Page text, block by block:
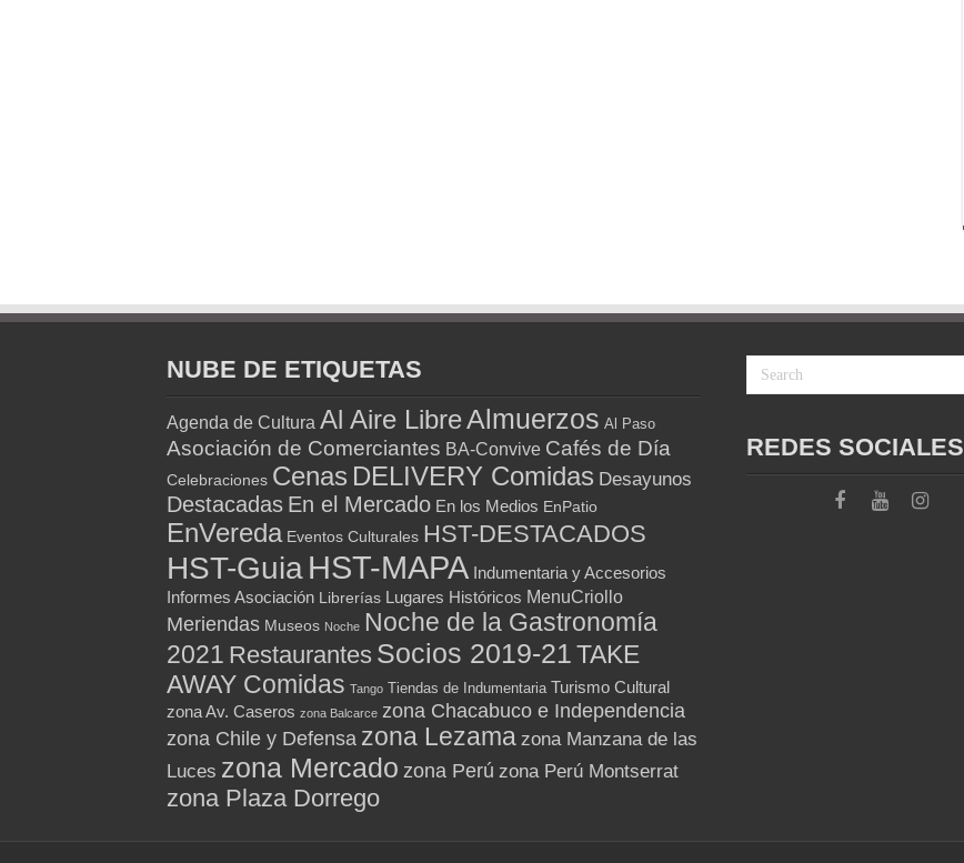
NUBE DE ETIQUETAS
Agenda de Cultura Al Aire LibreAlmuerzos Al Paso
Asociación de Comerciantes BA-Convive Cafés de Día
Celebraciones Cenas DELIVERY Comidas Desayunos
Destacadas En el Mercado En los Medios EnPatio
EnVereda Eventos Culturales HST-DESTACADOS
HST-Guia HST-MAPA Indumentaria y Accesorios
Informes Asociación Librerías Lugares Históricos MenuCriollo
Meriendas Museos Noche Noche de la Gastronomía
2021 Restaurantes Socios 2019-21TAKE
AWAY Comidas Tango Tiendas de Indumentaria Turismo Cultural
zona Av. Caseros zona Balcarce zona Chacabuco e Independencia
zona Chile y Defensa zona Lezama zona Manzana de las
Luces zona Mercado zona Perú zona Perú Montserrat
zona Plaza Dorrego
REDES SOCIALES